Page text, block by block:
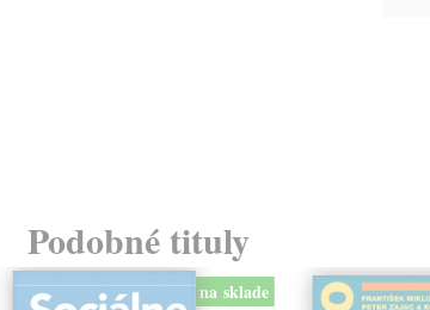
Podobné tituly
na sklade